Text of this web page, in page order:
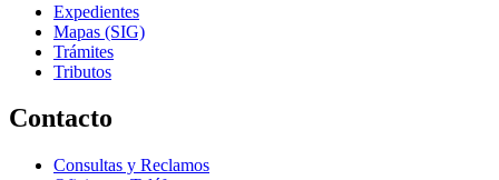
Expedientes
Mapas (SIG)
Trámites
Tributos
Contacto
Consultas y Reclamos